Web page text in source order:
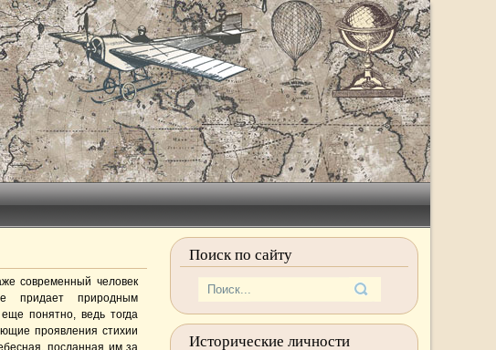
современный человек
придает природным
понятно, ведь тогда
проявления стихии
посланная им за
Поиск по сайту
Исторические личности